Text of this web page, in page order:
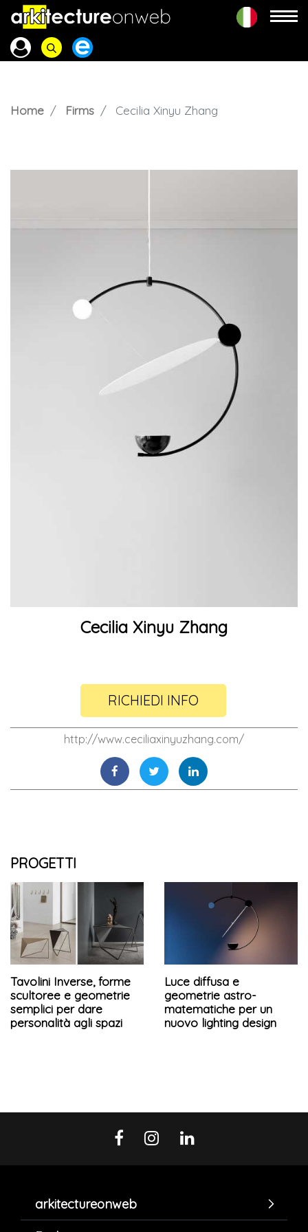
Home Firms Cecilia Xinyu Zhang
Cecilia Xinyu Zhang
RICHIEDI INFO
http://www.ceciliaxinyuzhang.com/
PROGETTI
Tavolini Inverse, forme
scultoree e geometrie
semplici per dare
personalità agli spazi
Luce diffusa e
geometrie astro-
matematiche per un
nuovo lighting design
arkitectureonweb